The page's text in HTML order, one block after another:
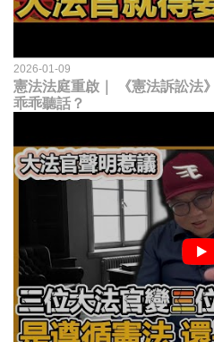
2026-01-09
憲法法庭重啟｜ 《憲法訴訟法
乖乖聽話？